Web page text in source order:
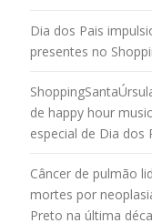
Dia dos Pais
presentes no
de happy hour
especial de Dia dos
Câncer de pulmão
mortes por
Preto na última